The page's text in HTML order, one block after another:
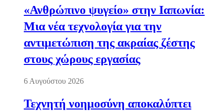
«Ανθρώπινο ψυγείο» στην Ιαπωνία:
Μια νέα τεχνολογία για την
αντιμετώπιση της ακραίας ζέστης
στους χώρους εργασίας
6 Αυγούστου 2026
Τεχνητή νοημοσύνη αποκαλύπτει